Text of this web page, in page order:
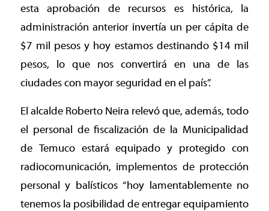
esta aprobación de recursos es histórica, la
administración anterior invertía un per cápita de
$7 mil pesos y hoy estamos destinando $14 mil
pesos, lo que nos convertirá en una de las
ciudades con mayor seguridad en el país”.
El alcalde Roberto Neira relevó que, además, todo
el personal de fiscalización de la Municipalidad
de Temuco estará equipado y protegido con
radiocomunicación, implementos de protección
personal y balísticos “hoy lamentablemente no
tenemos la posibilidad de entregar equipamiento